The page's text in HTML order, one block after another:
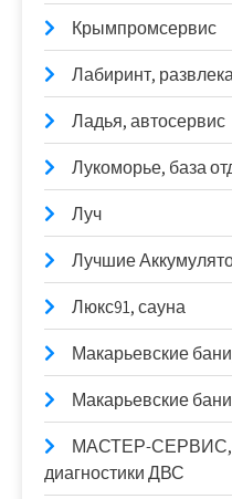
Крымпромсервис
Лабиринт,
Ладья, автосервис
Лукоморье, база
Луч
Лучшие
Люкс91, сауна
Макарьевские
Макарьевские
МАСТЕР-СЕРВИС,
диагностики ДВС